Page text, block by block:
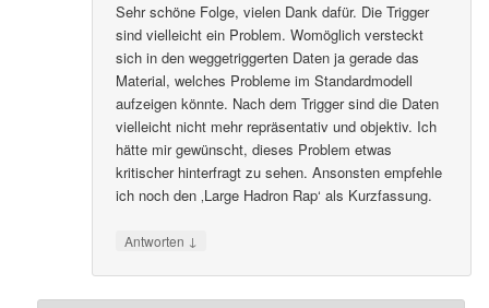
Sehr schöne Folge, vielen Dank dafür. Die Trigger
sind vielleicht ein Problem. Womöglich versteckt
sich in den weggetriggerten Daten ja gerade das
Material, welches Probleme im Standardmodell
aufzeigen könnte. Nach dem Trigger sind die Daten
vielleicht nicht mehr repräsentativ und objektiv. Ich
hätte mir gewünscht, dieses Problem etwas
kritischer hinterfragt zu sehen. Ansonsten empfehle
ich noch den ‚Large Hadron Rap‘ als Kurzfassung.
Antworten ↓